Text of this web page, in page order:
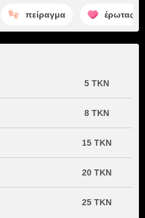
πείραγμα έρωτας
5 TKN
8 TKN
15 TKN
20 TKN
25 TKN